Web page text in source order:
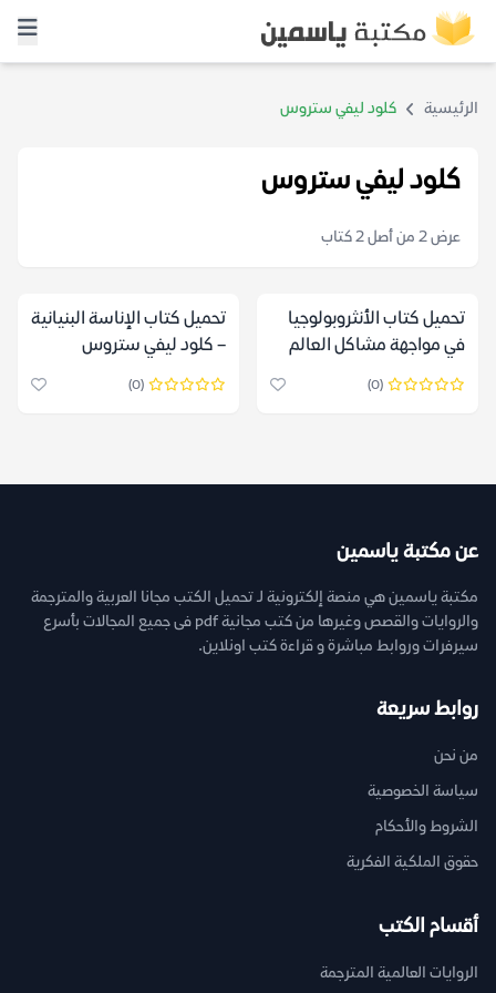
الرئيسية كلود ليفي ستروس
كلود ليفي ستروس
عرض 2 من أصل 2 كتاب
تحميل كتاب الأنثروبولوجيا
في مواجهة مشاكل العالم
الحديث – كلود ليفي
(0)
تحميل كتاب الإناسة البنيانية
– كلود ليفي ستروس
(0)
عن مكتبة ياسمين
مكتبة ياسمين هي منصة إلكترونية لـ تحميل الكتب مجانا العربية والمترجمة
والروايات والقصص وغيرها من كتب مجانية pdf فى جميع المجالات بأسرع
سيرفرات وروابط مباشرة و قراءة كتب اونلاين.
روابط سريعة
من نحن
سياسة الخصوصية
الشروط والأحكام
حقوق الملكية الفكرية
أقسام الكتب
الروايات العالمية المترجمة